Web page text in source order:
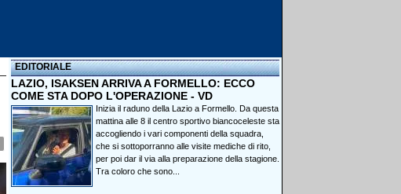
EDITORIALE
LAZIO, ISAKSEN ARRIVA A FORMELLO: ECCO
COME STA DOPO L'OPERAZIONE - VD
Inizia il raduno della Lazio a Formello. Da questa
mattina alle 8 il centro sportivo biancoceleste sta
accogliendo i vari componenti della squadra,
che si sottoporranno alle visite mediche di rito,
per poi dar il via alla preparazione della stagione.
Tra coloro che sono...